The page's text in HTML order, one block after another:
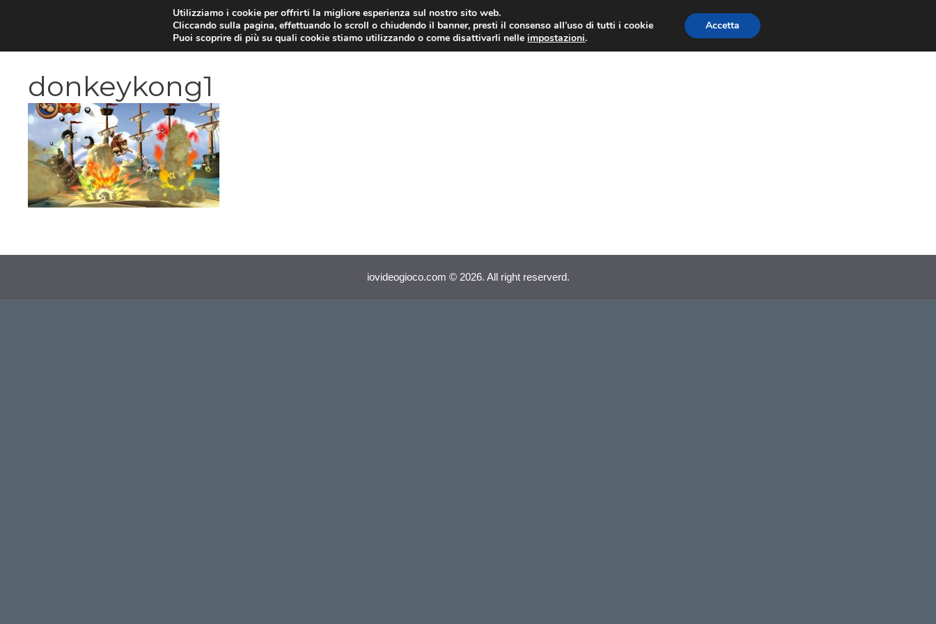
VIDEOGIOCHI NEWS RECENSIONI TRAILER GIOCHI
donkeykong1
iovideogioco.com © 2026. All right reserverd.
Utilizziamo i cookie per offrirti la migliore esperienza sul nostro sito web.
Cliccando sulla pagina, effettuando lo scroll o chiudendo il banner, presti il consenso all’uso di tutti i cookie
Puoi scoprire di più su quali cookie stiamo utilizzando o come disattivarli nelleimpostazioni.
Accetta